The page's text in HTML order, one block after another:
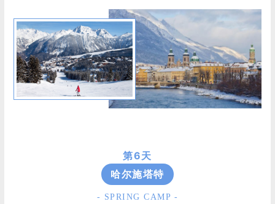
第6天
哈尔施塔特
- SPRING CAMP -